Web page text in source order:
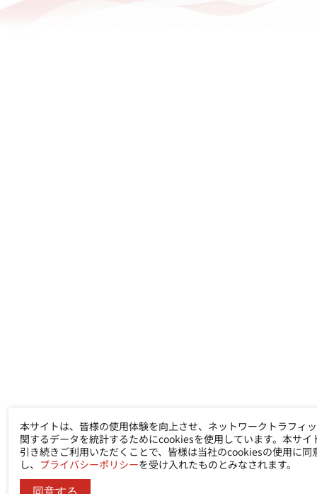
Ability Enterprise Co., Ltd.
電話
+886-2-8522-9788
FAX
+886-2-8522-9789
住所
No. 200, Sec. 3, Zhonghuan Rd., Xinzhuang Dist.,
本サイトは、皆様の使用体験を向上させ、ネットワークトラフィ
関するデータを統計するためにcookiesを使用しています。本サイ
引き続きご利用いただくことで、皆様は当社のcookiesの使用に同
し、 プライバシーポリシーを受け入れたものとみなされます。